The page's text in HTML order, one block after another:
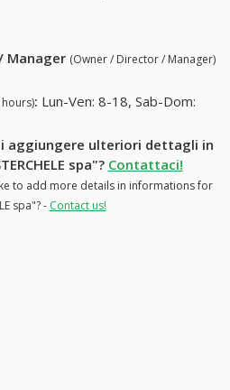
Manager (Owner / Director / Manager)
: Lun-Ven: 8-18, Sab-Dom:
aggiungere ulteriori dettagli in
spa"? Contattaci!
to add more details in informations for
spa"? - Contact us!